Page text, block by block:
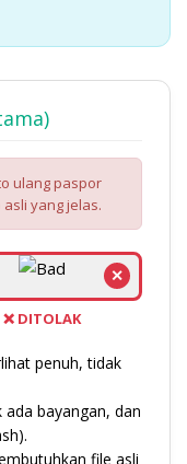
ulang paspor
yang jelas.
✕
❌ DITOLAK
penuh, tidak
bayangan, dan
file asli